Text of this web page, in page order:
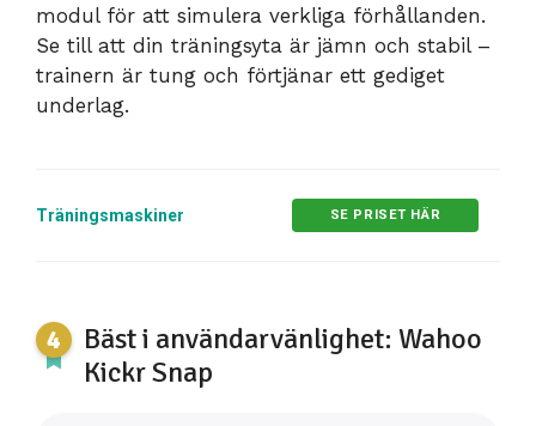
modul för att simulera verkliga förhållanden.
Se till att din träningsyta är jämn och stabil –
trainern är tung och förtjänar ett gediget
underlag.
Träningsmaskiner SE PRISET HÄR
Bäst i användarvänlighet: Wahoo
Kickr Snap